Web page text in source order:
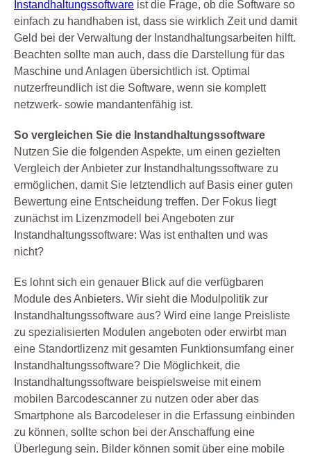
Instandhaltungssoftware ist die Frage, ob die Software so
einfach zu handhaben ist, dass sie wirklich Zeit und damit
Geld bei der Verwaltung der Instandhaltungsarbeiten hilft.
Beachten sollte man auch, dass die Darstellung für das
Maschine und Anlagen übersichtlich ist. Optimal
nutzerfreundlich ist die Software, wenn sie komplett
netzwerk- sowie mandantenfähig ist.
So vergleichen Sie die Instandhaltungssoftware
Nutzen Sie die folgenden Aspekte, um einen gezielten
Vergleich der Anbieter zur Instandhaltungssoftware zu
ermöglichen, damit Sie letztendlich auf Basis einer guten
Bewertung eine Entscheidung treffen. Der Fokus liegt
zunächst im Lizenzmodell bei Angeboten zur
Instandhaltungssoftware: Was ist enthalten und was
nicht?
Es lohnt sich ein genauer Blick auf die verfügbaren
Module des Anbieters. Wir sieht die Modulpolitik zur
Instandhaltungssoftware aus? Wird eine lange Preisliste
zu spezialisierten Modulen angeboten oder erwirbt man
eine Standortlizenz mit gesamten Funktionsumfang einer
Instandhaltungssoftware? Die Möglichkeit, die
Instandhaltungssoftware beispielsweise mit einem
mobilen Barcodescanner zu nutzen oder aber das
Smartphone als Barcodeleser in die Erfassung einbinden
zu können, sollte schon bei der Anschaffung eine
Überlegung sein. Bilder können somit über eine mobile